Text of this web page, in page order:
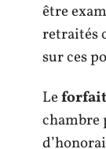
être
retraités
sur ces
Le
chambre